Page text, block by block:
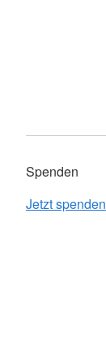
Spenden
Jetzt spenden